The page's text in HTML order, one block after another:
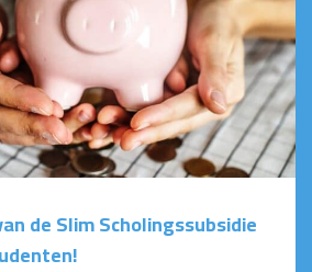
de Slim Scholingssubsidie